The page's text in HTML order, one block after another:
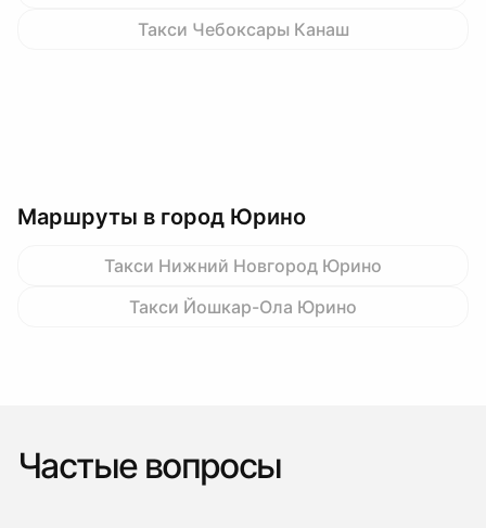
Такси Чебоксары Канаш
Маршруты в город Юрино
Такси Нижний Новгород Юрино
Такси Йошкар-Ола Юрино
Частые вопросы